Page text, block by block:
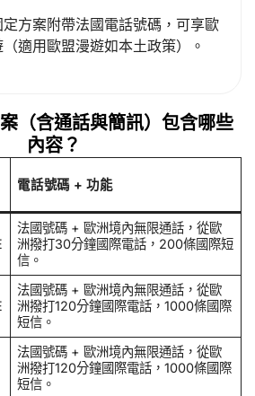
方案附帶法國電話號碼，可享歐
適用歐盟漫遊如本土政策）。
（含通話與簡訊）包含哪些
內容？
電話號碼 + 功能
法國號碼 + 歐洲境內無限通話，從歐
洲撥打30分鐘國際電話，200條國際短
信。
法國號碼 + 歐洲境內無限通話，從歐
洲撥打120分鐘國際電話，1000條國際
短信。
法國號碼 + 歐洲境內無限通話，從歐
洲撥打120分鐘國際電話，1000條國際
短信。